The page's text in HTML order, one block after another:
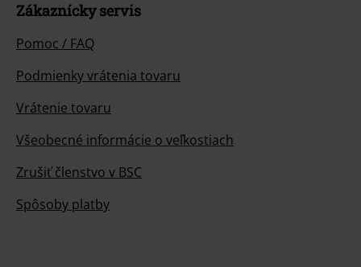
Zákaznícky servis
Pomoc / FAQ
Podmienky vrátenia tovaru
Vrátenie tovaru
Všeobecné informácie o veľkostiach
Zrušiť členstvo v BSC
Spôsoby platby